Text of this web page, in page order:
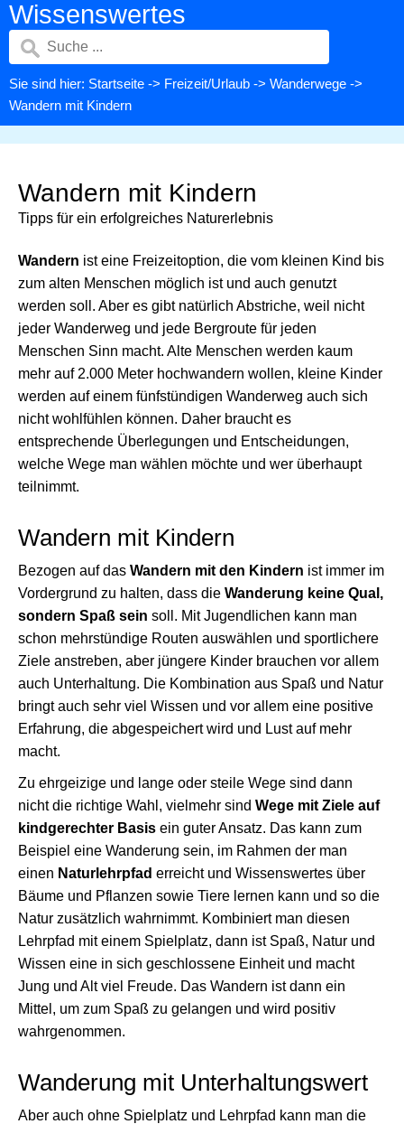
Wissenswertes
Sie sind hier: Startseite -> Freizeit/Urlaub -> Wanderwege ->
Wandern mit Kindern
Wandern mit Kindern
Tipps für ein erfolgreiches Naturerlebnis
Wandern ist eine Freizeitoption, die vom kleinen Kind bis
zum alten Menschen möglich ist und auch genutzt
werden soll. Aber es gibt natürlich Abstriche, weil nicht
jeder Wanderweg und jede Bergroute für jeden
Menschen Sinn macht. Alte Menschen werden kaum
mehr auf 2.000 Meter hochwandern wollen, kleine Kinder
werden auf einem fünfstündigen Wanderweg auch sich
nicht wohlfühlen können. Daher braucht es
entsprechende Überlegungen und Entscheidungen,
welche Wege man wählen möchte und wer überhaupt
teilnimmt.
Wandern mit Kindern
Bezogen auf das Wandern mit den Kindern ist immer im
Vordergrund zu halten, dass die Wanderung keine Qual,
sondern Spaß sein soll. Mit Jugendlichen kann man
schon mehrstündige Routen auswählen und sportlichere
Ziele anstreben, aber jüngere Kinder brauchen vor allem
auch Unterhaltung. Die Kombination aus Spaß und Natur
bringt auch sehr viel Wissen und vor allem eine positive
Erfahrung, die abgespeichert wird und Lust auf mehr
macht.
Zu ehrgeizige und lange oder steile Wege sind dann
nicht die richtige Wahl, vielmehr sind Wege mit Ziele auf
kindgerechter Basis ein guter Ansatz. Das kann zum
Beispiel eine Wanderung sein, im Rahmen der man
einen Naturlehrpfad erreicht und Wissenswertes über
Bäume und Pflanzen sowie Tiere lernen kann und so die
Natur zusätzlich wahrnimmt. Kombiniert man diesen
Lehrpfad mit einem Spielplatz, dann ist Spaß, Natur und
Wissen eine in sich geschlossene Einheit und macht
Jung und Alt viel Freude. Das Wandern ist dann ein
Mittel, um zum Spaß zu gelangen und wird positiv
wahrgenommen.
Wanderung mit Unterhaltungswert
Aber auch ohne Spielplatz und Lehrpfad kann man die